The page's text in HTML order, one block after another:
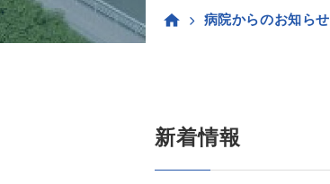
病院からのお知らせ
新着情報